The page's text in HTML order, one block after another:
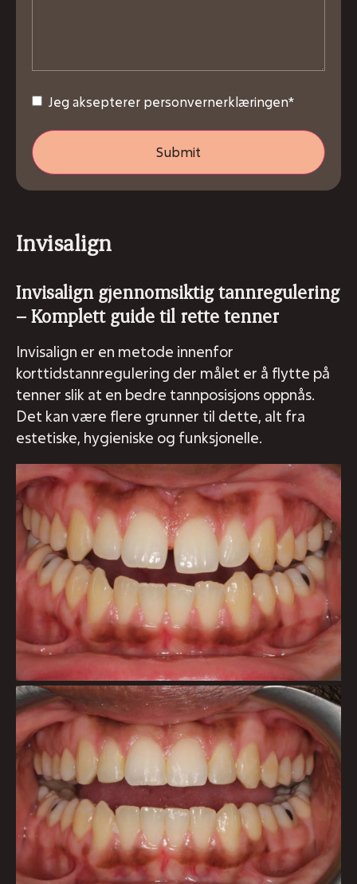
Invisalign
Invisalign gjennomsiktig tannregulering
– Komplett guide til rette tenner
Invisalign er en metode innenfor
korttidstannregulering der målet er å flytte på
tenner slik at en bedre tannposisjons oppnås.
Det kan være flere grunner til dette, alt fra
estetiske, hygieniske og funksjonelle.
Consent*
Jeg aksepterer personvernerklæringen*